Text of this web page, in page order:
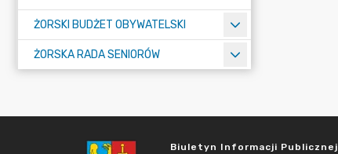
ŻORSKI BUDŻET OBYWATELSKI
ŻORSKA RADA SENIORÓW
Biuletyn Informacji Publicznej